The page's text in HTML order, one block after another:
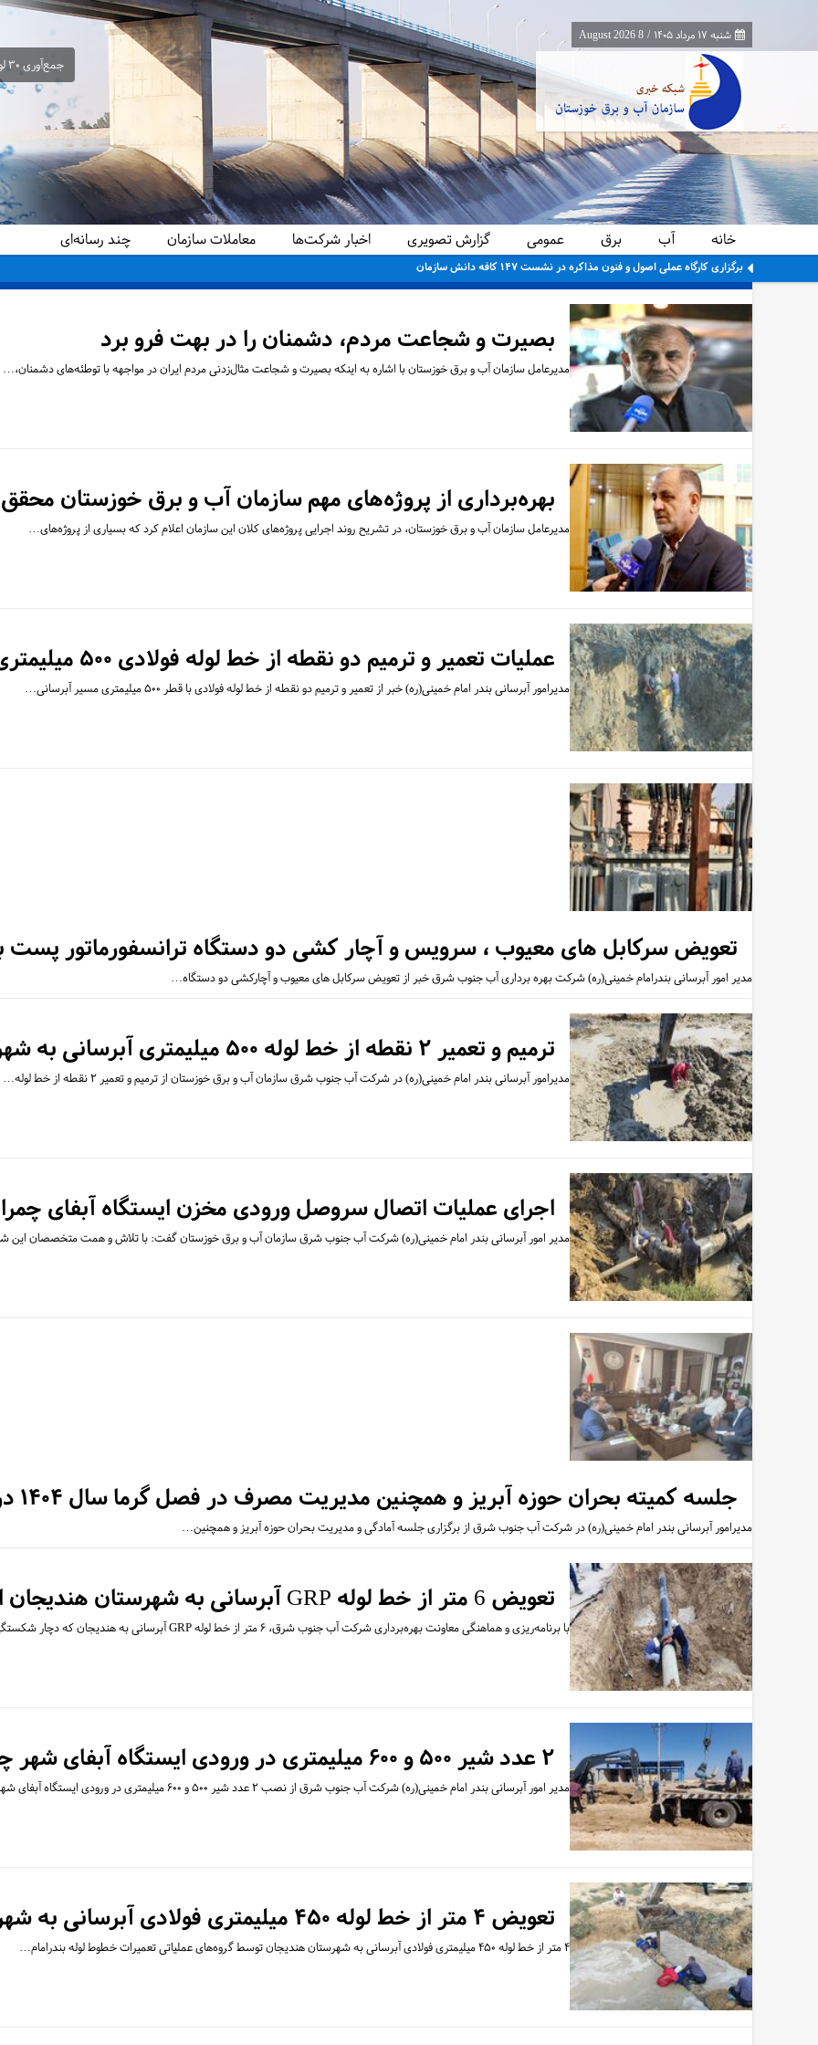
شنبه ۱۷ مرداد ۱۴۰۵ /
8 August 2026
جمع‌آوری ۳۰ لوله سیفون غیرمجاز از شبکه آبیاری حمیدیه در راستای ساماندهی و تحقق عدالت آبی
خانه آب برق عمومی گزارش تصویری اخبار شرکت‌ها معاملات سازمان چند رسانه‌ای
برگزاری کارگاه عملی اصول و فنون مذاکره در نشست ۱۴۷ کافه دانش سازمان
بصیرت و شجاعت مردم، دشمنان را در بهت فرو برد
مدیرعامل سازمان آب و برق خوزستان با اشاره به اینکه بصیرت و شجاعت مثال‌زدنی مردم ایران در مواجهه با توطئه‌های دشمنان،…
بهره‌برداری از پروژه‌های مهم سازمان آب و برق خوزستان
مدیرعامل سازمان آب و برق خوزستان، در تشریح روند اجرایی پروژه‌های کلان این سازمان اعلام کرد که بسیاری از پروژه‌های…
عملیات تعمیر و ترمیم دو نقطه از خط لوله فولادی ۵۰۰ میلیمتری در مسیر جاده هندیجان
مدیرامور آبرسانی بندر امام خمینی(ره) خبر از تعمیر و ترمیم دو نقطه از خط لوله فولادی با قطر ۵۰۰ میلیمتری مسیر آبرسانی…
تعویض سرکابل های معیوب ، سرویس و آچار کشی دو دستگاه ترانسفورماتور پست
مدیر امور آبرسانی بندرامام خمینی(ره) شرکت بهره برداری آب جنوب شرق خبر از تعویض سرکابل های معیوب و آچارکشی دو دستگاه…
ترمیم و تعمیر ۲ نقطه از خط لوله ۵۰۰ میلیمتری آبرسانی به شهرستان هندیجان انجام شد
مدیرامور آبرسانی بندر امام خمینی(ره) در شرکت آب جنوب شرق سازمان آب و برق خوزستان از ترمیم و تعمیر ۲ نقطه از خط لوله…
اجرای عملیات اتصال سروصل ورودی مخزن ایستگاه آبفای
مدیر امور آبرسانی بندر امام خمینی(ره) شرکت آب جنوب شرق سازمان آب و برق خوزستان گفت: با تلاش و همت متخصصان
جلسه کمیته بحران حوزه آبریز و همچنین مدیریت مصرف در فصل گرما سال ۱۴۰۴ در فرمانداری ماهشهر برگزار شد
مدیرامور آبرسانی بندر امام خمینی(ره) در شرکت آب جنوب شرق از برگزاری جلسه آمادگی و مدیریت بحران حوزه آبریز و همچنین…
تعویض 6 متر از خط لوله GRP آبرسانی به شهرستان هندیجان انجام شد
با برنامه‌ریزی و هماهنگی معاونت بهره‌برداری شرکت آب جنوب شرق، ۶ متر از خط لوله GRP آبرسانی به هندیجان که دچار شکستگی…
۲ عدد شیر ۵۰۰ و ۶۰۰ میلیمتری در ورودی ایستگاه آبفای شهر چمران نصب شد
مدیر امور آبرسانی بندر امام خمینی(ره) شرکت آب جنوب شرق از نصب ۲ عدد شیر ۵۰۰ و ۶۰۰ میلیمتری در ورودی ایستگاه آبفای شهر…
تعویض ۴ متر از خط لوله ۴۵۰ میلیمتری فولادی آبرسانی به شهرستان هندیجان
۴ متر از خط لوله ۴۵۰ میلیمتری فولادی آبرسانی به شهرستان هندیجان توسط گروه‌های عملیاتی تعمیرات خطوط لوله بندرامام…